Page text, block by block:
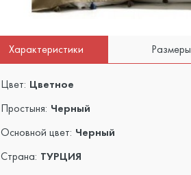
Характеристики Размеры
Цвет: Цветное
Простыня: Черный
Основной цвет: Черный
Страна: ТУРЦИЯ